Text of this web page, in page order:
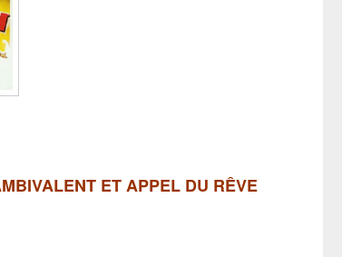
ET APPEL DU RÊVE